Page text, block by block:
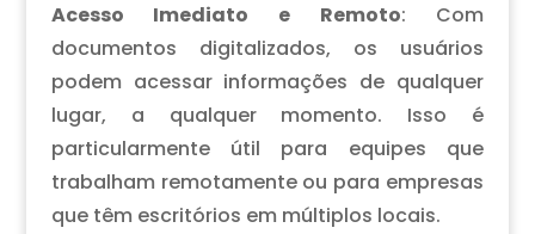
Acesso Imediato e Remoto: Com
documentos digitalizados, os usuários
podem acessar informações de qualquer
lugar, a qualquer momento. Isso é
particularmente útil para equipes que
trabalham remotamente ou para empresas
que têm escritórios em múltiplos locais.